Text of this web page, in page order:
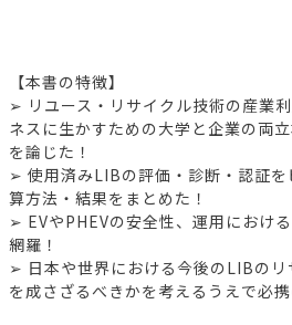
【本書の特徴】
➢ リユース・リサイクル技術の産業
ネスに生かすための大学と企業の両
を論じた！
➢ 使用済みLIBの評価・診断・認証
算方法・結果をまとめた！
➢ EVやPHEVの安全性、運用におけ
網羅！
➢ 日本や世界における今後のLIBのリ
を成さざるべきかを考えるうえで必携